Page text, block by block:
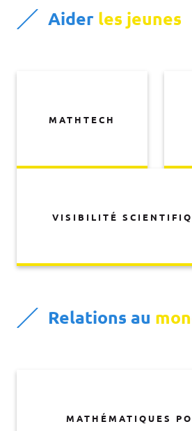
Aider les jeunes
MATHTECH
VISIBILITÉ
Relations au
MATHÉMATIQUES